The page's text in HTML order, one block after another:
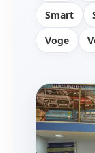
Smart
Voge